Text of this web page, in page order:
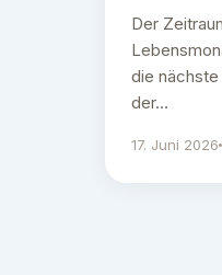
Der
die nächste
der…
17. Juni 2026